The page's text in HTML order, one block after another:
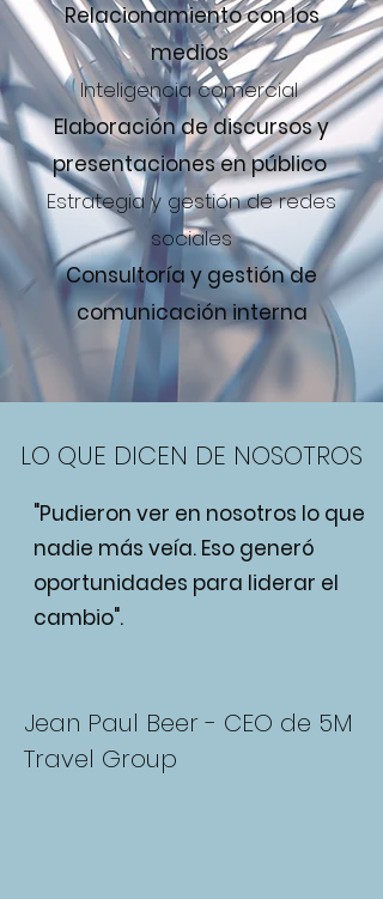
Relacionamiento con los
medios
Inteligencia comercial
Elaboración de discursos y
presentaciones en público
Estrategia y gestión de redes
sociales
Consultoría y gestión de
comunicación interna
LO QUE DICEN DE NOSOTROS
"Pudieron ver en nosotros lo que
nadie más veía. Eso generó
oportunidades para liderar el
cambio".
Jean Paul Beer - CEO de 5M
Travel Group